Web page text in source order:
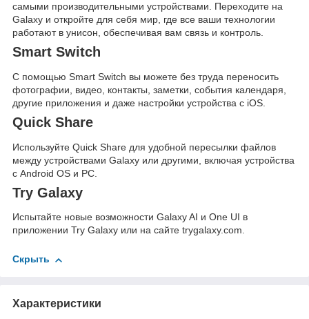
самыми производительными устройствами. Переходите на
Galaxy и откройте для себя мир, где все ваши технологии
работают в унисон, обеспечивая вам связь и контроль.
Smart Switch
С помощью Smart Switch вы можете без труда переносить
фотографии, видео, контакты, заметки, события календаря,
другие приложения и даже настройки устройства с iOS.
Quick Share
Используйте Quick Share для удобной пересылки файлов
между устройствами Galaxy или другими, включая устройства
с Android OS и PC.
Try Galaxy
Испытайте новые возможности Galaxy AI и One UI в
приложении Try Galaxy или на сайте trygalaxy.com.
Скрыть
Характеристики